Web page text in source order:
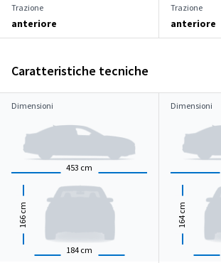
Trazione
anteriore
Trazione
anteriore
Caratteristiche tecniche
Dimensioni
453 cm
184 cm
166
cm
Dimensioni
164
cm